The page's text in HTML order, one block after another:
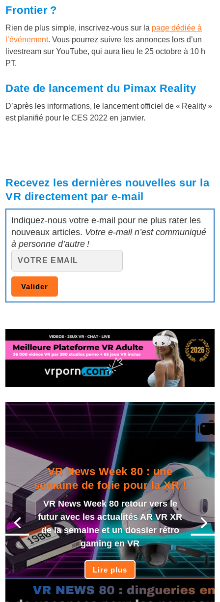
Frontier ?
Rien de plus simple, inscrivez-vous sur la page dédiée à
l’événement. Vous pourrez suivre les annonces lors d’un
livestream sur YouTube, qui aura lieu le 25 octobre à 10 h
PT.
Date de lancement du Pimax Reality
D’après les informations, le lancement officiel de « Reality »
est planifié pour le CES 2022 en janvier.
Recevez les dernières nouvelles sur la
VR directement par e-mail
Indiquez-nous votre e-mail pour ne plus rater les
nouveaux articles. Votre e-mail n’est communiqué
à personne d’autre !
VR News Week 80 : une
semaine de folie pour la XR !
VR News Week 80 retour vers le
futur avec les actualités AR VR XR
de la semaine et un dossier rétro
gaming en VR
Lire plus